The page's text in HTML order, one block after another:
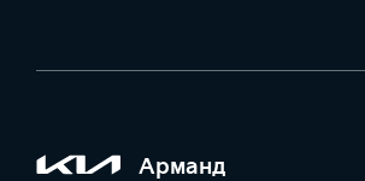
Арманд